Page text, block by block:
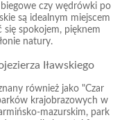
czy wędrówki po
są idealnym miejscem
się spokojem, pięknem
natury.
Iławskiego
również jako "Czar
krajobrazowych w
mazurskim, park